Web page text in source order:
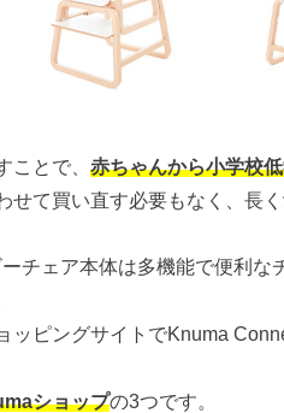
ことで、 赤ちゃんから小学校
せて買い直す必要もなく、長
チェア本体は多機能で便利
ッピングサイトでKnuma
ショップの3つです。